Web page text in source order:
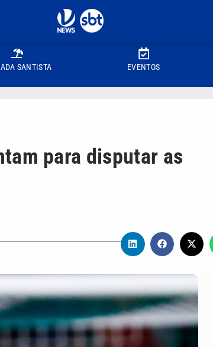
SANTISTA EVENTOS
para disputar as